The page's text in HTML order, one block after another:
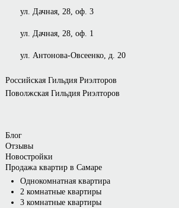
ул. Дачная, 28, оф. 3
ул. Дачная, 28, оф. 1
ул. Антонова-Овсеенко, д. 20
Российская Гильдия Риэлторов
Поволжская Гильдия Риэлторов
Блог
Отзывы
Новостройки
Продажа квартир в Самаре
Однокомнатная квартира
2 комнатные квартиры
3 комнатные квартиры